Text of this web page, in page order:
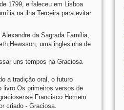
1799, e faleceu em Lisboa
na ilha Terceira para evitar
da Sagrada Família,
Hewsson, uma inglesinha de
uns tempos na Graciosa
a tradição oral, o futuro
livro Os primeiros versos de
Francisco Homem
criado - Graciosa.